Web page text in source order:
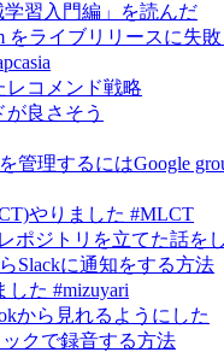
学習入門編」を読んだ
をライブリリースに失
レコメンド戦略
が良さそう
管理するにはGoogle
やりました #MLCT
ポジトリを立てた話を
Slackに通知をする方法
した #mizuyari
から見れるようにした
ックで録音する方法